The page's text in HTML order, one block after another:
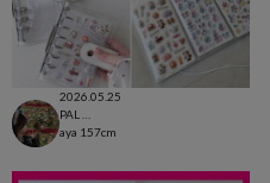
2026.05.25
aya 157cm